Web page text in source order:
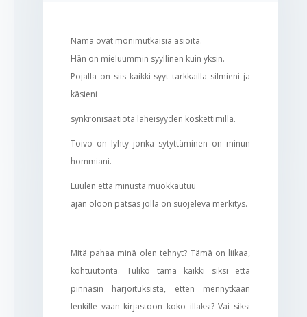
Nämä ovat monimutkaisia asioita.
Hän on mieluummin syyllinen kuin yksin.
Pojalla on siis kaikki syyt tarkkailla silmieni ja
käsieni
synkronisaatiota läheisyyden koskettimilla.
Toivo on lyhty jonka sytyttäminen on minun
hommiani.
Luulen että minusta muokkautuu
ajan oloon patsas jolla on suojeleva merkitys.
—
Mitä pahaa minä olen tehnyt? Tämä on liikaa,
kohtuutonta. Tuliko tämä kaikki siksi että
pinnasin harjoituksista, etten mennytkään
lenkille vaan kirjastoon koko illaksi? Vai siksi